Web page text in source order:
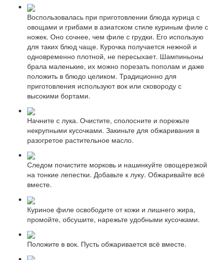
Воспользовалась при приготовлении блюда курица с
овощами и грибами в азиатском стиле куриным филе с
ножек. Оно сочнее, чем филе с грудки. Его использую
для таких блюд чаще. Курочка получается нежной и
одновременно плотной, не пересыхает. Шампиньоны
брала маленькие, их можно порезать пополам и даже
положить в блюдо целиком. Традиционно для
приготовления используют вок или сковороду с
высокими бортами.
Начните с лука. Очистите, сполосните и порежьте
некрупными кусочками. Закиньте для обжаривания в
разогретое растительное масло.
Следом почистите морковь и нашинкуйте овощерезкой
на тонкие лепестки. Добавьте к луку. Обжаривайте всё
вместе.
Куриное филе освободите от кожи и лишнего жира,
промойте, обсушите, нарежьте удобными кусочками.
Положите в вок. Пусть обжаривается всё вместе.